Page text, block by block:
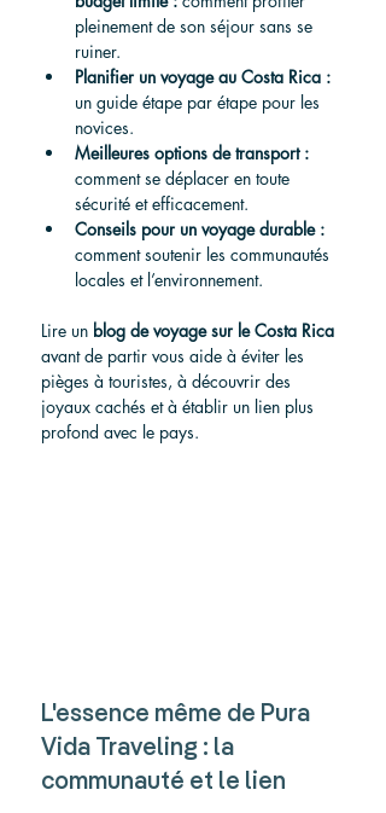
pleinement de son séjour sans se
ruiner.
Planifier un voyage au Costa Rica :
un guide étape par étape pour les
novices.
Meilleures options de transport :
comment se déplacer en toute
sécurité et efficacement.
Conseils pour un voyage durable :
comment soutenir les communautés
locales et l’environnement.
Lire un blog de voyage sur le Costa Rica
avant de partir vous aide à éviter les
pièges à touristes, à découvrir des
joyaux cachés et à établir un lien plus
profond avec le pays.
L'essence même de Pura
Vida Traveling : la
communauté et le lien